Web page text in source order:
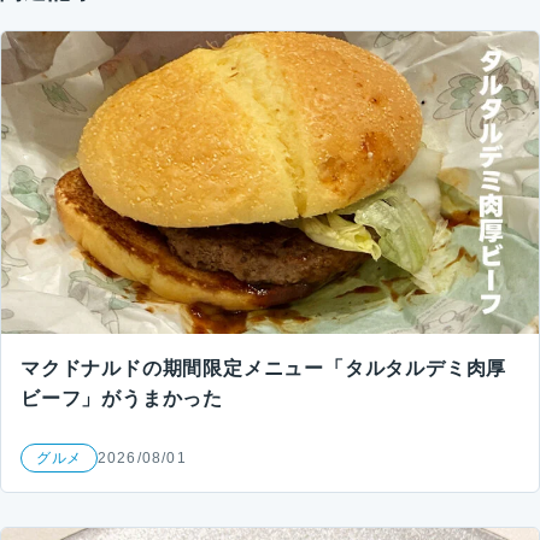
マクドナルドの期間限定メニュー「タルタルデミ肉厚
ビーフ」がうまかった
グルメ 2026/08/01